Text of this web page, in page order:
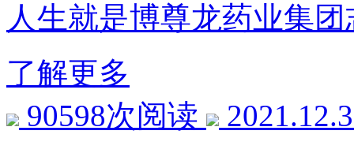
人生就是博尊龙药业集
了解更多
90598次阅读